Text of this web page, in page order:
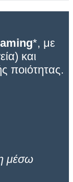
*, με
και
ποιότητας.
μέσω